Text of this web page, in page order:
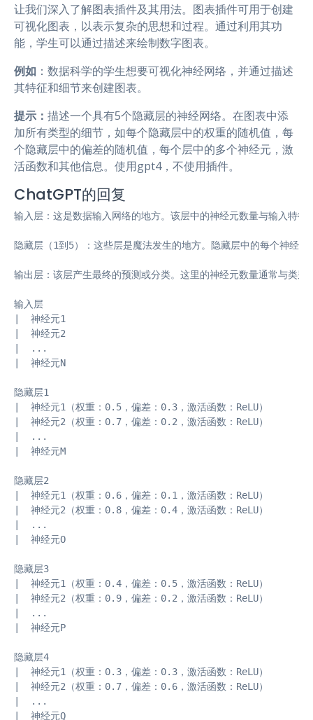
让我们深入了解图表插件及其用法。图表插件可用于创建
可视化图表，以表示复杂的思想和过程。通过利用其功
能，学生可以通过描述来绘制数字图表。
例如 ：数据科学的学生想要可视化神经网络，并通过描述
其特征和细节来创建图表。
提示： 描述一个具有5个隐藏层的神经网络。在图表中添
加所有类型的细节，如每个隐藏层中的权重的随机值，每
个隐藏层中的偏差的随机值，每个层中的多个神经元，激
活函数和其他信息。使用gpt4，不使用插件。
ChatGPT的回复
输入层：这是数据输入网络的地方。该层中的神经元数量与输入特征
隐藏层（1到5）：这些层是魔法发生的地方。隐藏层中的每个神经
输出层：该层产生最终的预测或分类。这里的神经元数量通常与类别
输入层
|  神经元1
|  神经元2
|  ...
|  神经元N
隐藏层1
|  神经元1（权重：0.5，偏差：0.3，激活函数：ReLU）
|  神经元2（权重：0.7，偏差：0.2，激活函数：ReLU）
|  ...
|  神经元M
隐藏层2
|  神经元1（权重：0.6，偏差：0.1，激活函数：ReLU）
|  神经元2（权重：0.8，偏差：0.4，激活函数：ReLU）
|  ...
|  神经元O
隐藏层3
|  神经元1（权重：0.4，偏差：0.5，激活函数：ReLU）
|  神经元2（权重：0.9，偏差：0.2，激活函数：ReLU）
|  ...
|  神经元P
隐藏层4
|  神经元1（权重：0.3，偏差：0.3，激活函数：ReLU）
|  神经元2（权重：0.7，偏差：0.6，激活函数：ReLU）
|  ...
|  神经元Q